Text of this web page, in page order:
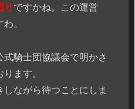
り ですかね。この運営
。
騎士団協議会で明かさ
ます。
ながら待つことにしま